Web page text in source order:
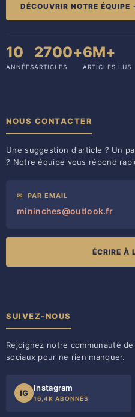
DÉCOUVRIR NOTRE ÉQUIPE
10
ANNÉES
2700+
ARTICLES
6M+
ARTICLES LUS
NOUS CONTACTER
Une suggestion d'article ? Un
? Notre équipe vous répond
✉ PAR EMAIL
mininches@outlook.fr
ÉCRIRE À
SUIVEZ-NOUS
Rejoignez notre communauté
sociaux pour ne rien manquer.
IG
Instagram
16,4K ABONNÉS